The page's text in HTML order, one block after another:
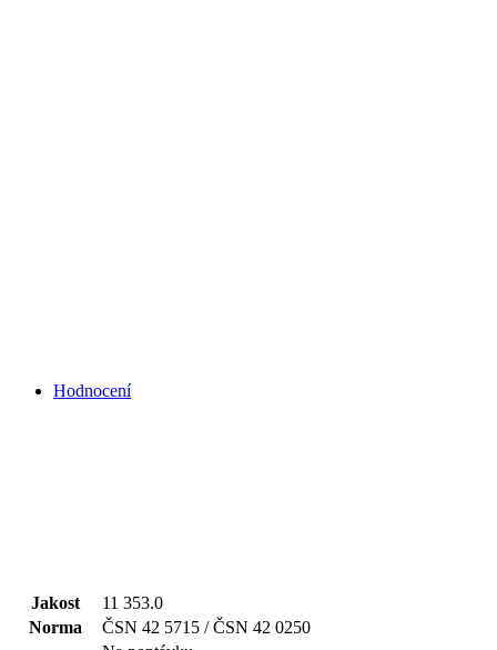
Hodnocení
Jakost
11 353.0
Norma
ČSN 42 5715 / ČSN 42 0250